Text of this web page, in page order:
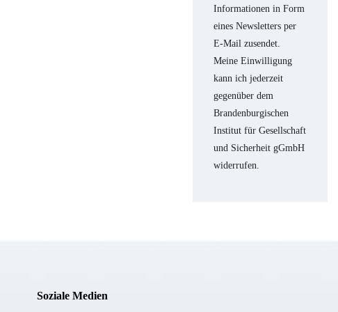
Informationen in Form
eines Newsletters per
E-Mail zusendet.
Meine Einwilligung
kann ich jederzeit
gegenüber dem
Brandenburgischen
Institut für Gesellschaft
und Sicherheit gGmbH
widerrufen.
Soziale Medien